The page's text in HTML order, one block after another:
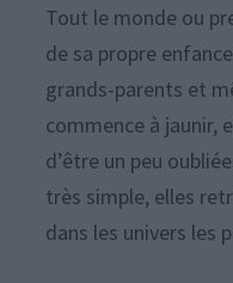
Tout le monde ou
de sa propre
grands-parents et
commence à jaunir,
d’être un peu
très simple, elles
dans les univers les